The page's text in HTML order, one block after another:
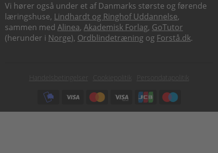
Vi hører også under et af Danmarks største og førende
læringshuse, Lindhardt og Ringhof Uddannelse,
sammen med Alinea, Akademisk Forlag, GoTutor
(herunder i Norge), Ordblindetræning og Forstå.dk.
Subfooter
Handelsbetingelser Cookiepolitik
Persondatapolitik
Subfooter
payment
options